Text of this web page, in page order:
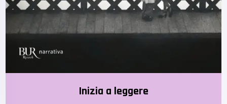
Inizia a leggere